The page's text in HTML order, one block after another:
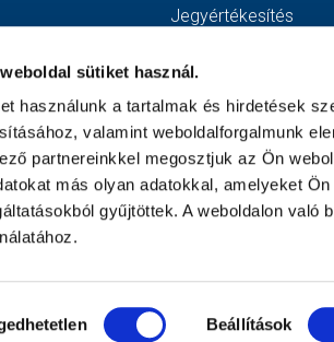
sütiket használ.
használunk a tartalmak és hirdetések
valamint weboldalforgalmunk
partnereinkkel megosztjuk az Ön
más olyan adatokkal, amelyeket
gyűjtöttek. A weboldalon való
Beállítások
Jegyértékesítés
Egyesület
Kapcsolat